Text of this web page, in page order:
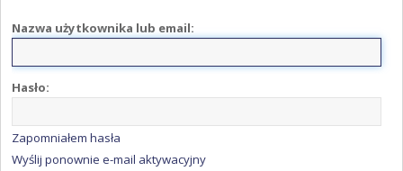
Nazwa użytkownika lub email:
Hasło:
Zapomniałem hasła
Wyślij ponownie e-mail aktywacyjny